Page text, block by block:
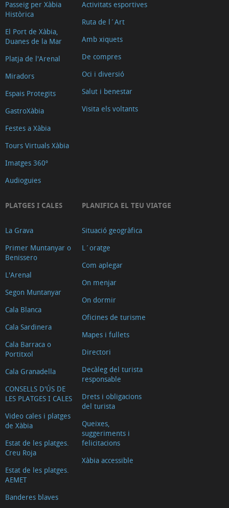
Agustines
Les
muralles
de
la
de
Xàbia
La
pedra
tosca
altres
Església
de
la
Mare
de
Loreto
La
Casa
del
Cable
Construccions
defensives
Els
Molins
de
vent
la
Passeig per Xàbia
Històrica
El Port de Xàbia,
Duanes de la Mar
Platja de l'Arenal
Miradors
Espais Protegits
GastroXàbia
Festes a Xàbia
Tours Virtuals Xàbia
Imatges 360º
Audioguies
Activitats esportives
Ruta de l´Art
Amb xiquets
De compres
Oci i diversió
Salut i benestar
Visita els voltants
PLATGES I CALES
La Grava
Primer Muntanyar o
Benissero
L'Arenal
Segon Muntanyar
Cala Blanca
Cala Sardinera
Cala Barraca o
Portitxol
Cala Granadella
CONSELLS D'ÚS DE
LES PLATGES I CALES
Video cales i platges
de Xàbia
Estat de les platges.
Creu Roja
Estat de les platges.
AEMET
Banderes blaves
PLANIFICA EL TEU VIATGE
Situació geogràfica
L´oratge
Com aplegar
On menjar
On dormir
Oficines de turisme
Mapes i fullets
Directori
Decàleg del turista
responsable
Drets i obligacions
del turista
Queixes,
suggeriments i
felicitacions
Xàbia accessible